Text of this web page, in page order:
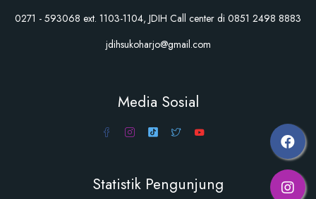
0271 - 593068 ext. 1103-1104, JDIH Call center di 0851 2498 8883
jdihsukoharjo@gmail.com
Media Sosial
Statistik Pengunjung